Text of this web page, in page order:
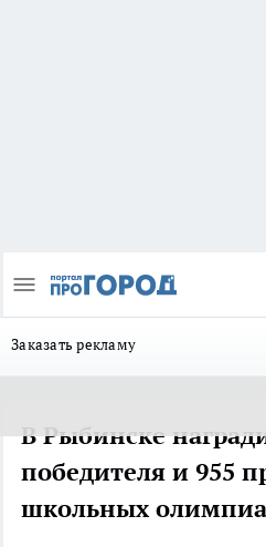
Заказать рекламу
В Рыбинске
победителя и 955
школьных